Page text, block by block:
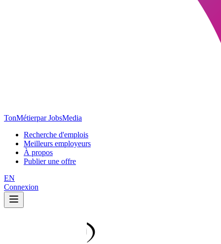
TonMétierpar JobsMedia
Recherche d'emplois
Meilleurs employeurs
À propos
Publier une offre
EN
Connexion